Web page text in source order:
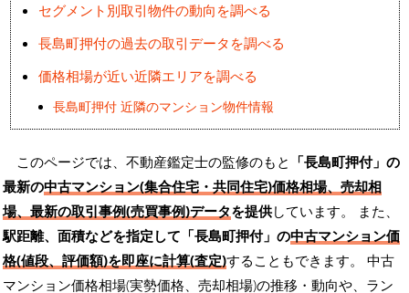
セグメント別取引物件の動向を調べる
長島町押付の過去の取引データを調べる
価格相場が近い近隣エリアを調べる
長島町押付 近隣のマンション物件情報
このページでは、不動産鑑定士の監修のもと 「長島町押付」の
最新の中古マンション(集合住宅・共同住宅)価格相場、売却相
場、最新の取引事例(売買事例)データを提供しています。 また、
駅距離、面積などを指定して「長島町押付」の中古マンション価
格(値段、評価額)を即座に計算(査定)することもできます。 中古
マンション価格相場(実勢価格、売却相場)の推移・動向や、ラン